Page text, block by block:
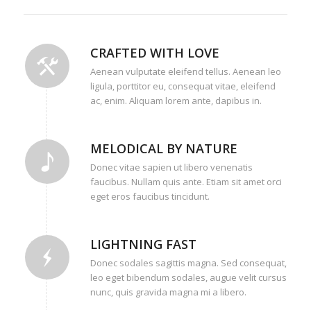
CRAFTED WITH LOVE
Aenean vulputate eleifend tellus. Aenean leo
ligula, porttitor eu, consequat vitae, eleifend
ac, enim. Aliquam lorem ante, dapibus in.
MELODICAL BY NATURE
Donec vitae sapien ut libero venenatis
faucibus. Nullam quis ante. Etiam sit amet orci
eget eros faucibus tincidunt.
LIGHTNING FAST
Donec sodales sagittis magna. Sed consequat,
leo eget bibendum sodales, augue velit cursus
nunc, quis gravida magna mi a libero.